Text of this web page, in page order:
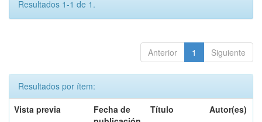
Resultados 1-1 de 1.
Anterior 1 Siguiente
Resultados por ítem:
Vista previa
Fecha de
Título Autor(es)